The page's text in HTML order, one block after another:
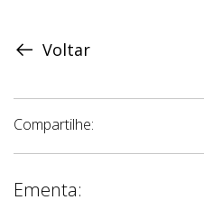
Voltar
Compartilhe:
Ementa: